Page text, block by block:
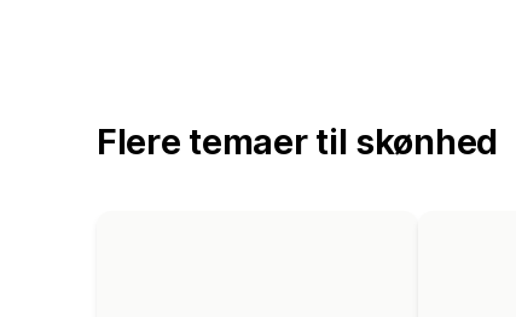
Flere temaer til skønhed